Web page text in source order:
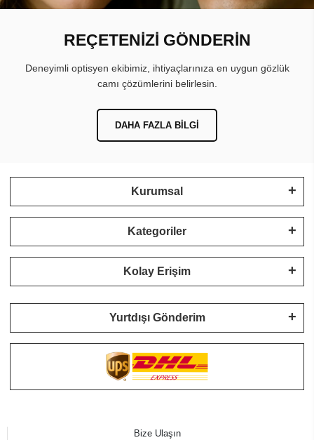
REÇETENİZİ GÖNDERİN
Deneyimli optisyen ekibimiz, ihtiyaçlarınıza en uygun gözlük
camı çözümlerini belirlesin.
DAHA FAZLA BILGI
Kurumsal
Kategoriler
Kolay Erişim
Yurtdışı Gönderim
Bize Ulaşın